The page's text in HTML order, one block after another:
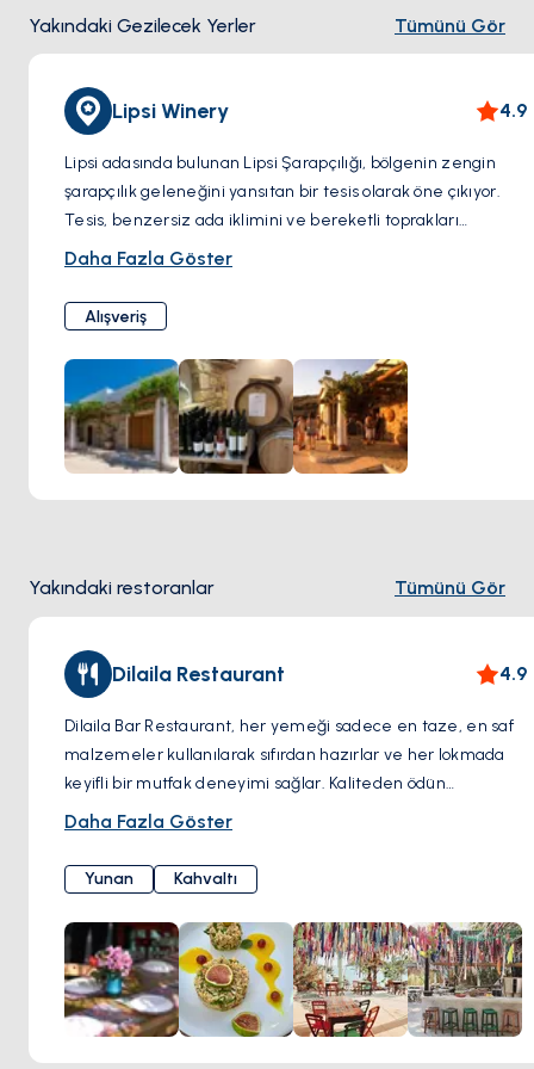
Yakındaki Gezilecek Yerler Tümünü Gör
Lipsi Winery 4.9
Lipsi adasında bulunan Lipsi Şarapçılığı, bölgenin zengin
şarapçılık geleneğini yansıtan bir tesis olarak öne çıkıyor.
Tesis, benzersiz ada iklimini ve bereketli toprakları
kullanarak, çeşitli yüksek kaliteli şaraplar üretmek için yerel
organik tarım ilkelerini benimseyen şarapçılık, her şişenin
adanın eşsiz terroir karakterini yansıtmasını sağlıyor. Lipsi
Şarapçılığı, şarap tadımları ve şarap yapımı süreci hakkında
bilgi edinme yoluyla ziyaretçileri adanın zengin kültürel
mirasına dalmaya davet ediyor.
Daha Fazla Göster
Alışveriş
Yakındaki restoranlar Tümünü Gör
Dilaila Restaurant 4.9
Dilaila Bar Restaurant, her yemeği sadece en taze, en saf
malzemeler kullanılarak sıfırdan hazırlar ve her lokmada
keyifli bir mutfak deneyimi sağlar. Kaliteden ödün
vermeden her tabakta olağanüstü tat sunmaya önem
konuklarına yaşatır. Kalamata'dan gelen en kaliteli
zeytinyağının zenginliğiyle tatlandırılmış bölgesel
lezzetleri deneyimleyerek Dilaila Bar Restaurant'ta
unutulmayacak bir akşam yemeğinin tadını çıkarın.
Daha Fazla Göster
Yunan Kahvaltı